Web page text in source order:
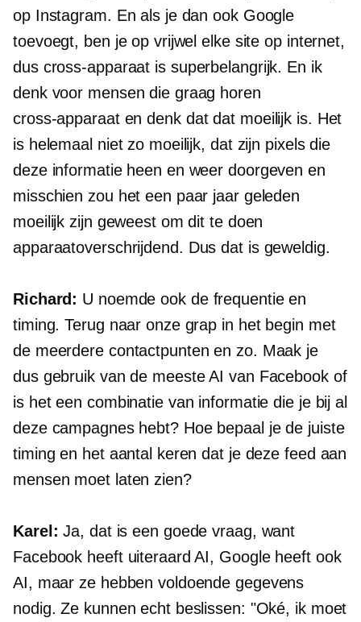
op Instagram. En als je dan ook Google
toevoegt, ben je op vrijwel elke site op internet,
dus cross-apparaat is superbelangrijk. En ik
denk voor mensen die graag horen
cross-apparaaten denk dat dat moeilijk is. Het
is helemaal niet zo moeilijk, dat zijn pixels die
deze informatie heen en weer doorgeven en
misschien zou het een paar jaar geleden
moeilijk zijn geweest om dit te doen
apparaatoverschrijdend. Dus dat is geweldig.
Richard: U noemde ook de frequentie en
timing. Terug naar onze grap in het begin met
de meerdere contactpunten en zo. Maak je
dus gebruik van de meeste AI van Facebook of
is het een combinatie van informatie die je bij al
deze campagnes hebt? Hoe bepaal je de juiste
timing en het aantal keren dat je deze feed aan
mensen moet laten zien?
Karel: Ja, dat is een goede vraag, want
Facebook heeft uiteraard AI, Google heeft ook
AI, maar ze hebben voldoende gegevens
nodig. Ze kunnen echt beslissen: "Oké, ik moet